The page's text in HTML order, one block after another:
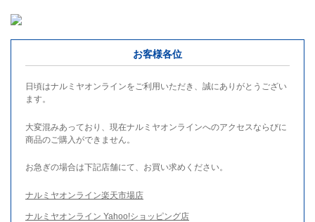
お客様各位
日頃はナルミヤオンラインをご利用いただき、誠にありがとうござい
ます。
大変混みあっており、現在ナルミヤオンラインへのアクセスならびに
商品のご購入ができません。
お急ぎの場合は下記店舗にて、お買い求めください。
ナルミヤオンライン楽天市場店
ナルミヤオンライン Yahoo!ショッピング店